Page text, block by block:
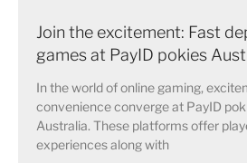
Join the excitement: Fast
games at PayID pokies
In the world of online gaming,
convenience converge at PayID
Australia. These platforms offer
experiences along with